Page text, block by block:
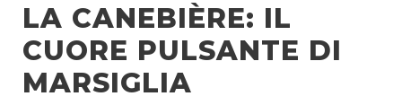
LA CANEBIÈRE: IL
CUORE PULSANTE DI
MARSIGLIA